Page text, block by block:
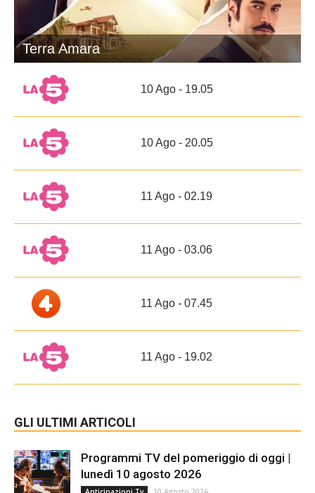
Terra Amara
10 Ago - 19.05
10 Ago - 20.05
11 Ago - 02.19
11 Ago - 03.06
11 Ago - 07.45
11 Ago - 19.02
GLI ULTIMI ARTICOLI
Programmi TV del pomeriggio di oggi |
lunedì 10 agosto 2026